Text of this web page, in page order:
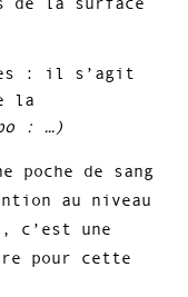
: il s’agit
la
: …)
poche de sang
au niveau
c’est une
pour cette